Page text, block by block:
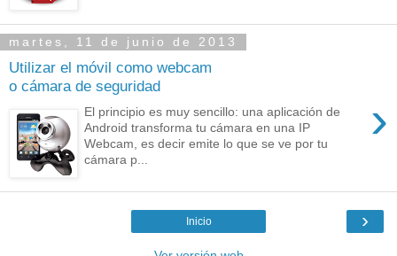
martes, 11 de junio de 2013
Utilizar el móvil como webcam
o cámara de seguridad
›
El principio es muy sencillo: una aplicación de
Android transforma tu cámara en una IP
Webcam, es decir emite lo que se ve por tu
cámara p...
›
Inicio